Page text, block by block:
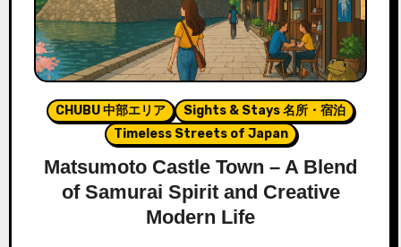
CHUBU 中部エリア
Sights & Stays 名所・宿泊
Timeless Streets of Japan
Matsumoto Castle Town – A Blend
of Samurai Spirit and Creative
Modern Life